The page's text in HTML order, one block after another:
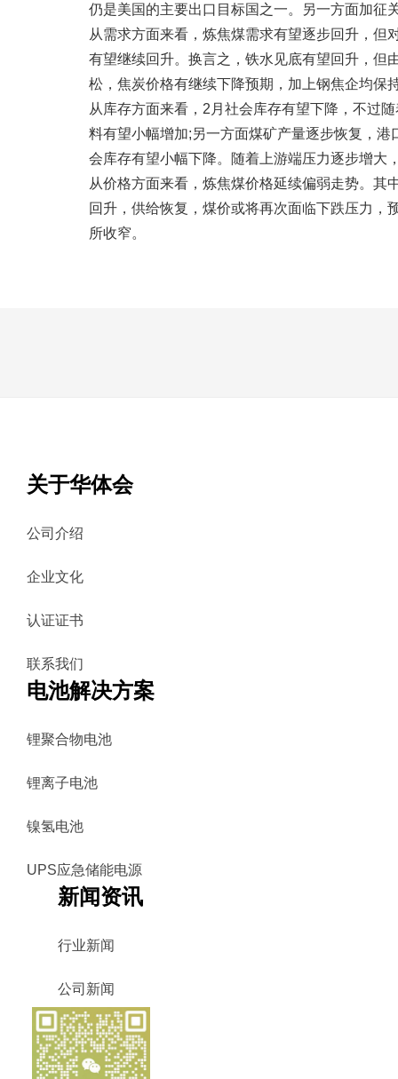
仍是美国的主要出口目标国之一。另一方面加征
从需求方面来看，炼焦煤需求有望逐步回升，
有望继续回升。换言之，铁水见底有望回升，但
松，焦炭价格有继续下降预期，加上钢焦企均保
从库存方面来看，2月社会库存有望下降，不过
料有望小幅增加;另一方面煤矿产量逐步恢复，
会库存有望小幅下降。随着上游端压力逐步增大
从价格方面来看，炼焦煤价格延续偏弱走势。
回升，供给恢复，煤价或将再次面临下跌压力
所收窄。
关于华体会
公司介绍
企业文化
认证证书
联系我们
电池解决方案
锂聚合物电池
锂离子电池
镍氢电池
UPS应急储能电源
新闻资讯
行业新闻
公司新闻